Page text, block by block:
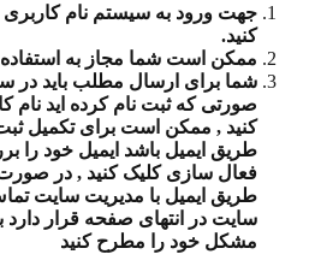
جهت ورود به سیستم نام کاربری
کنید.
ممکن است شما مجاز به
شما برای ارسال مطلب باید در
صورتی که ثبت نام کرده اید نام
کنید , ممکن است برای تکمیل ثبت
طریق ایمیل باشد ایمیل خود را
فعال سازی کلیک کنید , در
طریق ایمیل با مدیریت سایت
سایت در انتهای صفحه قرار دارد
مشکل خود را مطرح کنید